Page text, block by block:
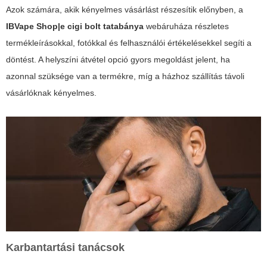
Azok számára, akik kényelmes vásárlást részesítik előnyben, a
IBVape Shop|e cigi bolt tatabánya webáruháza részletes
termékleírásokkal, fotókkal és felhasználói értékelésekkel segíti a
döntést. A helyszíni átvétel opció gyors megoldást jelent, ha
azonnal szüksége van a termékre, míg a házhoz szállítás távoli
vásárlóknak kényelmes.
Karbantartási tanácsok